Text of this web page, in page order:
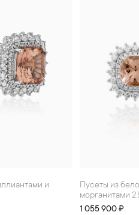
Пусеты из белого золота с бриллиантами и
морганитами
1 055 900 ₽